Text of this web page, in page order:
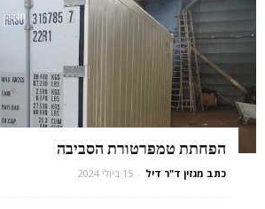
הפחתת טמפרטורת הסביבה
כתב מגזין ד"ר דיל - 15 ביולי 2024